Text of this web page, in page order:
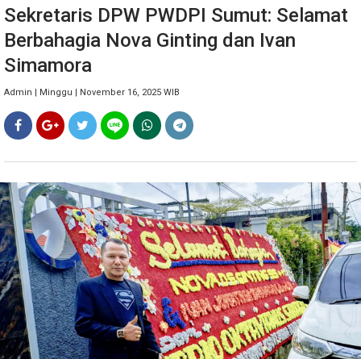
Sekretaris DPW PWDPI Sumut: Selamat
Berbahagia Nova Ginting dan Ivan
Simamora
Admin | Minggu | November 16, 2025 WIB